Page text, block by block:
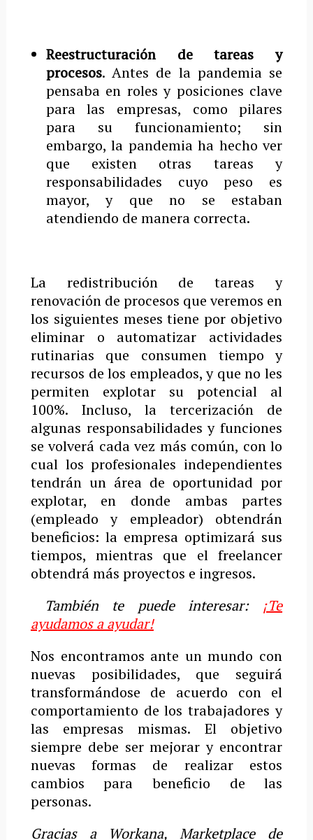
Reestructuración de tareas y
procesos. Antes de la pandemia se
pensaba en roles y posiciones clave
para las empresas, como pilares
para su funcionamiento; sin
embargo, la pandemia ha hecho ver
que existen otras tareas y
responsabilidades cuyo peso es
mayor, y que no se estaban
atendiendo de manera correcta.
La redistribución de tareas y
renovación de procesos que veremos en
los siguientes meses tiene por objetivo
eliminar o automatizar actividades
rutinarias que consumen tiempo y
recursos de los empleados, y que no les
permiten explotar su potencial al
100%. Incluso, la tercerización de
algunas responsabilidades y funciones
se volverá cada vez más común, con lo
cual los profesionales independientes
tendrán un área de oportunidad por
explotar, en donde ambas partes
(empleado y empleador) obtendrán
beneficios: la empresa optimizará sus
tiempos, mientras que el freelancer
obtendrá más proyectos e ingresos.
También te puede interesar: ¡Te
ayudamos a ayudar!
Nos encontramos ante un mundo con
nuevas posibilidades, que seguirá
transformándose de acuerdo con el
comportamiento de los trabajadores y
las empresas mismas. El objetivo
siempre debe ser mejorar y encontrar
nuevas formas de realizar estos
cambios para beneficio de las
personas.
Gracias a Workana, Marketplace de